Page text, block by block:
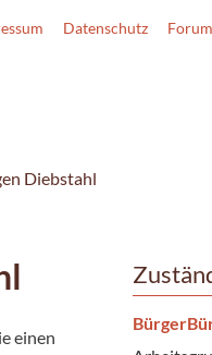
Datenschutz Forum
Diebstahl
einen